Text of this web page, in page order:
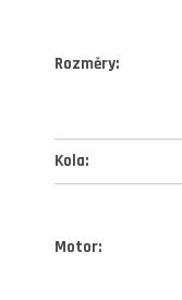
Rozměry:
Kola:
Motor: